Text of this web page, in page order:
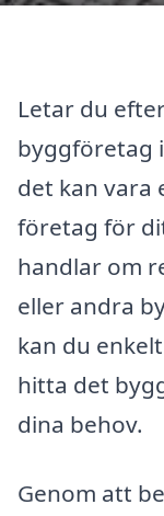
Letar du
byggföretag
det kan
företag för
handlar om
eller andra
kan du
hitta det
dina behov.
Genom att